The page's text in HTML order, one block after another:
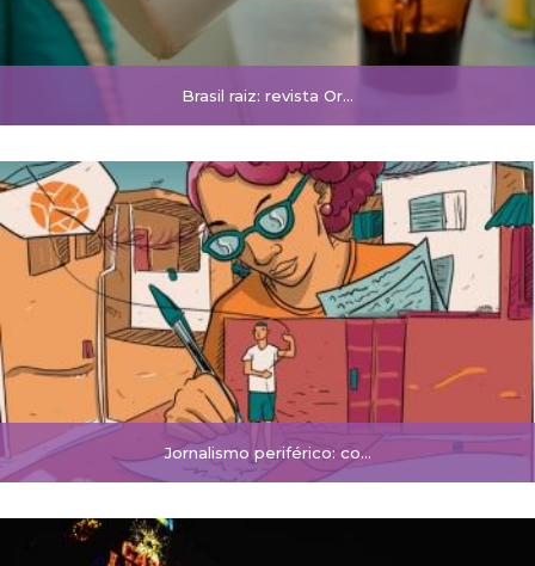
Brasil raiz: revista Or...
Jornalismo periférico: co...